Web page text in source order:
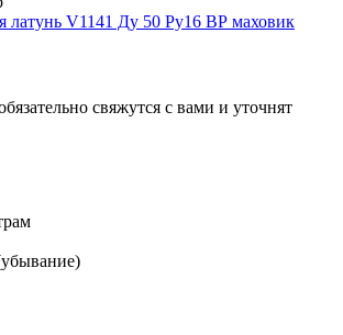
латунь V1141 Ду 50 Ру16 ВР маховик
свяжутся с вами и уточнят